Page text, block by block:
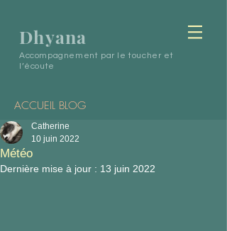
Dhyana
Accompagnement par le toucher et
l’écoute
ACCUEIL BLOG
Météo
Catherine
10 juin 2022
Dernière mise à jour : 13 juin 2022